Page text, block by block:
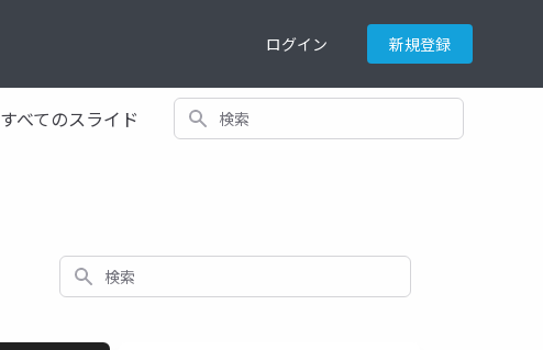
ログイン 新規登録
すべてのスライド 検索
検索